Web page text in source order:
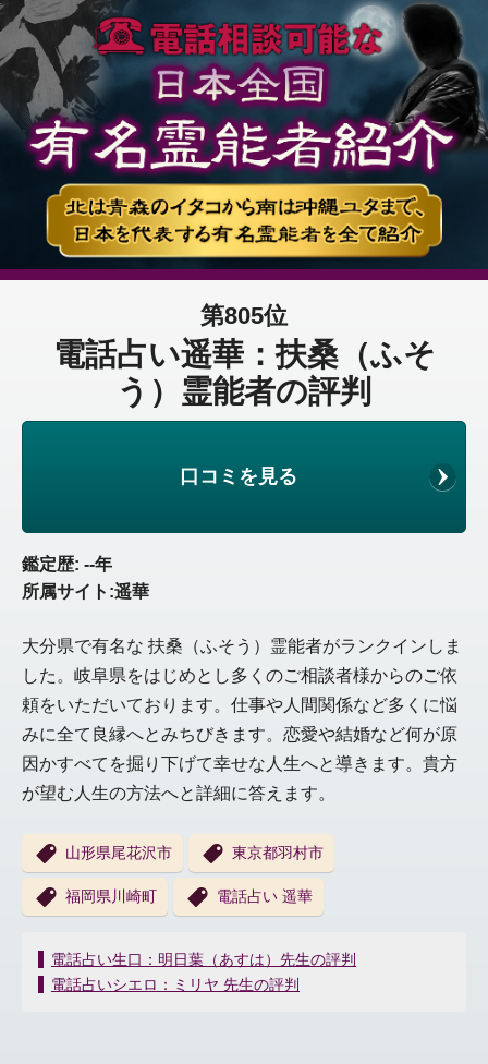
第805位
電話占い遥華：扶桑（ふそ
う）霊能者の評判
口コミを見る
鑑定歴: --年
所属サイト:遥華
大分県で有名な 扶桑（ふそう）霊能者がランクインしま
した。岐阜県をはじめとし多くのご相談者様からのご依
頼をいただいております。仕事や人間関係など多くに悩
みに全て良縁へとみちびきます。恋愛や結婚など何が原
因かすべてを掘り下げて幸せな人生へと導きます。貴方
が望む人生の方法へと詳細に答えます。
山形県尾花沢市 東京都羽村市
福岡県川崎町 電話占い 遥華
投
稿
電話占い生口：明日葉（あすは）先生の評判
電話占いシエロ：ミリヤ 先生の評判